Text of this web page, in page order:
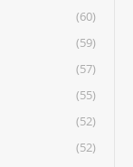
(60)
(59)
(57)
(55)
(52)
(52)